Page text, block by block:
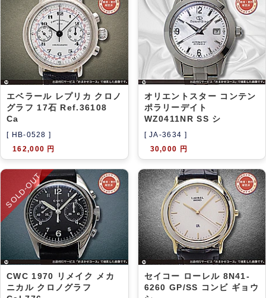
エベラール レプリカ クロノ
グラフ 17石 Ref.36108
Ca
[ HB-0528 ]
162,000 円
オリエントスター コンテン
ポラリーデイト
WZ0411NR SS シ
[ JA-3634 ]
30,000 円
SOLD-OUT
CWC 1970 リメイク メカ
ニカル クロノグラフ
セイコー ローレル 8N41-
6260 GP/SS コンビ ギョウ